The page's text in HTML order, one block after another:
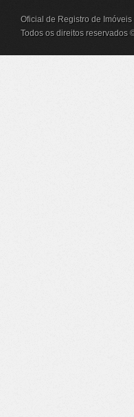
Oficial de Registro de
Todos os direitos reservados